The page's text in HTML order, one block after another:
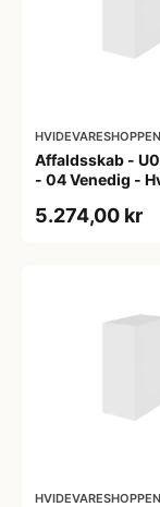
Affaldsskab -
- 04 Venedig -
5.274,00 kr